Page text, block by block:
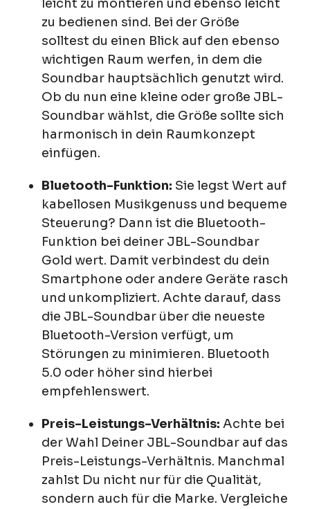
leicht zu montieren und ebenso leicht
zu bedienen sind. Bei der Größe
solltest du einen Blick auf den ebenso
wichtigen Raum werfen, in dem die
Soundbar hauptsächlich genutzt wird.
Ob du nun eine kleine oder große JBL-
Soundbar wählst, die Größe sollte sich
harmonisch in dein Raumkonzept
einfügen.
Bluetooth-Funktion: Sie legst Wert auf
kabellosen Musikgenuss und bequeme
Steuerung? Dann ist die Bluetooth-
Funktion bei deiner JBL-Soundbar
Gold wert. Damit verbindest du dein
Smartphone oder andere Geräte rasch
und unkompliziert. Achte darauf, dass
die JBL-Soundbar über die neueste
Bluetooth-Version verfügt, um
Störungen zu minimieren. Bluetooth
5.0 oder höher sind hierbei
empfehlenswert.
Preis-Leistungs-Verhältnis: Achte bei
der Wahl Deiner JBL-Soundbar auf das
Preis-Leistungs-Verhältnis. Manchmal
zahlst Du nicht nur für die Qualität,
sondern auch für die Marke. Vergleiche